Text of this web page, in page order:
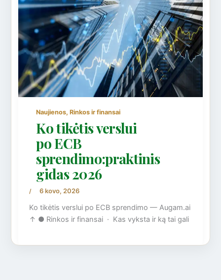
Naujienos,Rinkos ir finansai
Ko tikėtis verslui
po ECB
sprendimo:praktinis
gidas 2026
/ 6 kovo, 2026
Ko tikėtis verslui po ECB sprendimo — Augam.ai
↑ ● Rinkos ir finansai · Kas vyksta ir ką tai gali